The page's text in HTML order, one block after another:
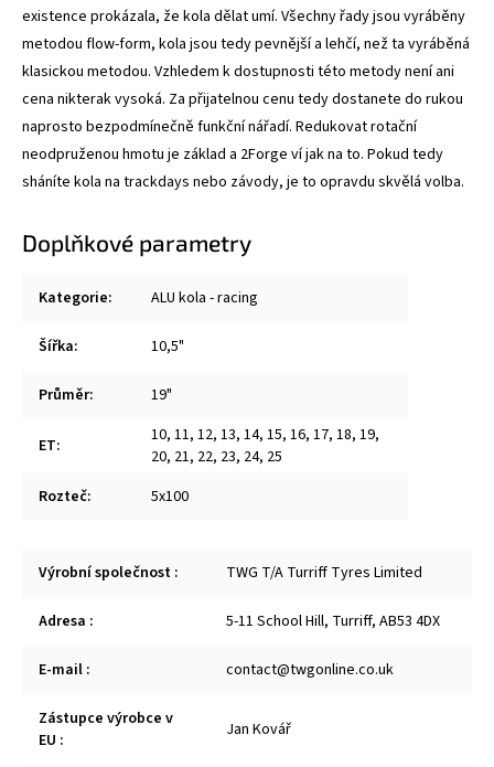
existence prokázala, že kola dělat umí. Všechny řady jsou vyráběny
metodou flow-form, kola jsou tedy pevnější a lehčí, než ta vyráběná
klasickou metodou. Vzhledem k dostupnosti této metody není ani
cena nikterak vysoká. Za přijatelnou cenu tedy dostanete do rukou
naprosto bezpodmínečně funkční nářadí. Redukovat rotační
neodpruženou hmotu je základ a 2Forge ví jak na to. Pokud tedy
sháníte kola na trackdays nebo závody, je to opravdu skvělá volba.
Doplňkové parametry
Kategorie: ALU kola - racing
Šířka: 10,5"
Průměr: 19"
ET: 10, 11, 12, 13, 14, 15, 16, 17, 18, 19,
20, 21, 22, 23, 24, 25
Rozteč: 5x100
Výrobní společnost : TWG T/A Turriff Tyres Limited
Adresa : 5-11 School Hill, Turriff, AB53 4DX
E-mail : contact@twgonline.co.uk
Zástupce výrobce v
EU : Jan Kovář